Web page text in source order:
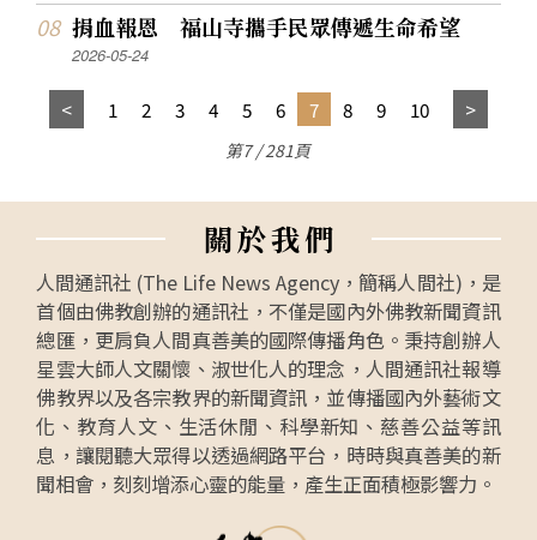
捐血報恩 福山寺攜手民眾傳遞生命希望
2026-05-24
1 2 3 4 5 6 7 8 9 10
第7 / 281頁
關於我們
人間通訊社 (The Life News Agency，簡稱人間社)，是
首個由佛教創辦的通訊社，不僅是國內外佛教新聞資訊
總匯，更肩負人間真善美的國際傳播角色。秉持創辦人
星雲大師人文關懷、淑世化人的理念，人間通訊社報導
佛教界以及各宗教界的新聞資訊，並傳播國內外藝術文
化、教育人文、生活休閒、科學新知、慈善公益等訊
息，讓閱聽大眾得以透過網路平台，時時與真善美的新
聞相會，刻刻增添心靈的能量，產生正面積極影響力。